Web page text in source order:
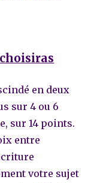
en deux
sur 4 ou 6
sur 14 points.
entre
votre sujet